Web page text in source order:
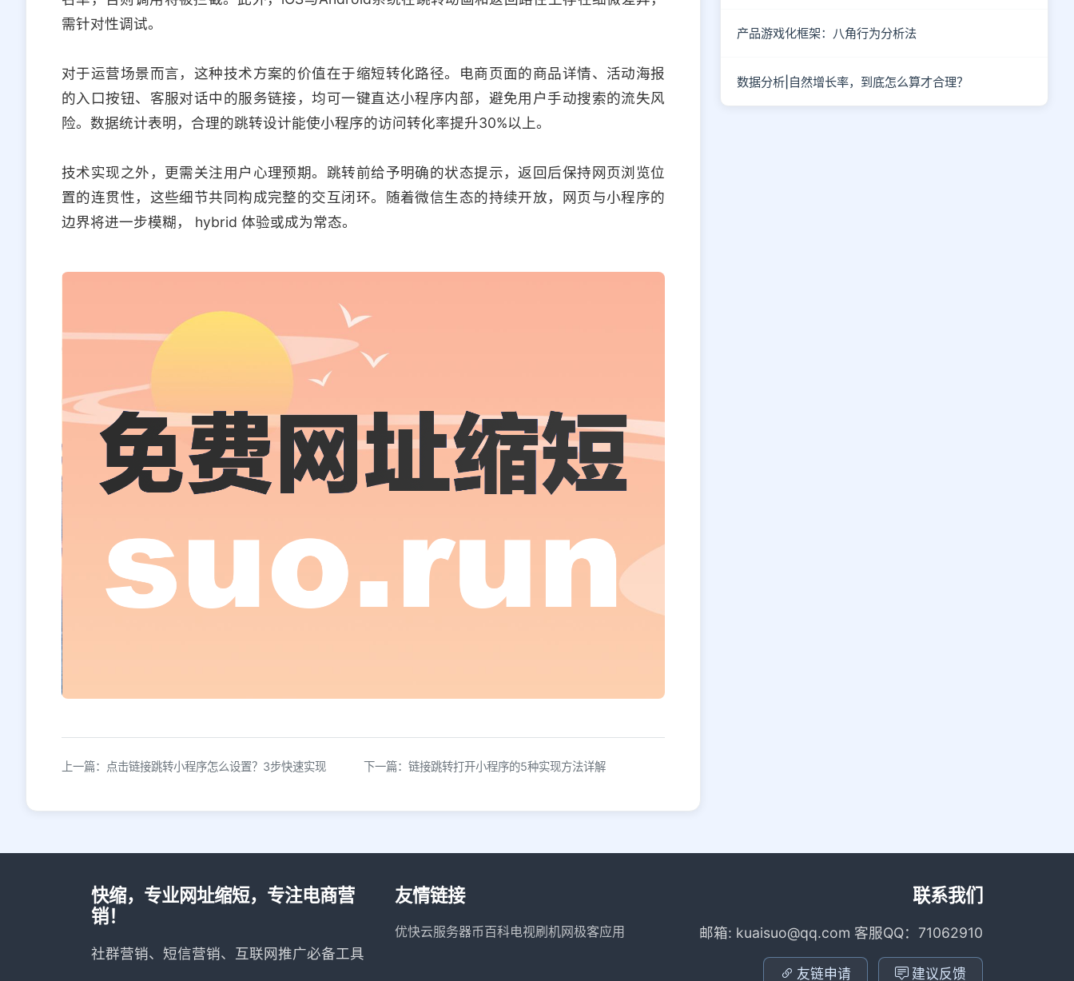
需针对性调试。
对于运营场景而言，这种技术方案的价值在于缩短转化路径。电商页面的商品详情、活动海报
的入口按钮、客服对话中的服务链接，均可一键直达小程序内部，避免用户手动搜索的流失风
险。数据统计表明，合理的跳转设计能使小程序的访问转化率提升30%以上。
技术实现之外，更需关注用户心理预期。跳转前给予明确的状态提示，返回后保持网页浏览位
置的连贯性，这些细节共同构成完整的交互闭环。随着微信生态的持续开放，网页与小程序的
边界将进一步模糊， hybrid 体验或成为常态。
上一篇：点击链接跳转小程序怎么设置？3步快速实现 下一篇：链接跳转打开小程序的5种实现方法详解
产品游戏化框架：八角行为分析法
数据分析|自然增长率，到底怎么算才合理？
快缩，专业网址缩短，专注电商营
销！
社群营销、短信营销、互联网推广必备工具
友情链接
优快云服务器币百科电视刷机网极客应用
联系我们
邮箱: kuaisuo@qq.com 客服QQ：71062910
友链申请 建议反馈